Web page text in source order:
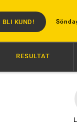
BLI KUND!
SÅ BLEV SANDRAS DRÖM
RESULTAT